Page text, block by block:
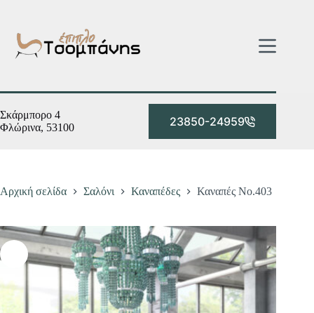
περιεχόμενο
Σκάρμπορο 4
Φλώρινα, 53100
23850-24959
Αρχική σελίδα Σαλόνι Καναπέδες Καναπές Νο.403